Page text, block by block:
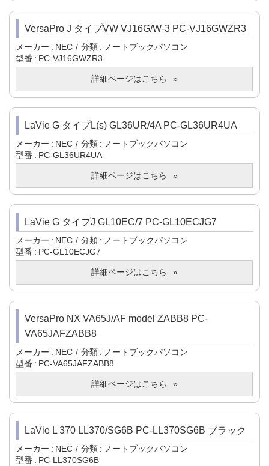
VersaPro J タイプVW VJ16G/W-3 PC-VJ16GWZR3
メーカー NEC 分類
ノートブックパソコン
型番
PC-VJ16GWZR3
詳細ページはこちら
LaVie G タイプL(s) GL36UR/4A PC-GL36UR4UA
メーカー NEC 分類
ノートブックパソコン
型番
PC-GL36UR4UA
詳細ページはこちら
LaVie G タイプJ GL10EC/7 PC-GL10ECJG7
メーカー NEC 分類
ノートブックパソコン
型番
PC-GL10ECJG7
詳細ページはこちら
VersaPro NX VA65J/AF model ZABB8 PC-
VA65JAFZABB8
メーカー NEC 分類
ノートブックパソコン
型番
PC-VA65JAFZABB8
詳細ページはこちら
LaVie L 370 LL370/SG6B PC-LL370SG6B ブラック
メーカー NEC 分類
ノートブックパソコン
型番
PC-LL370SG6B